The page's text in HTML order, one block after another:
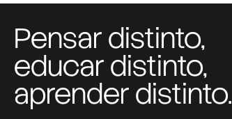
Pensar distinto,
educar distinto,
aprender distinto.